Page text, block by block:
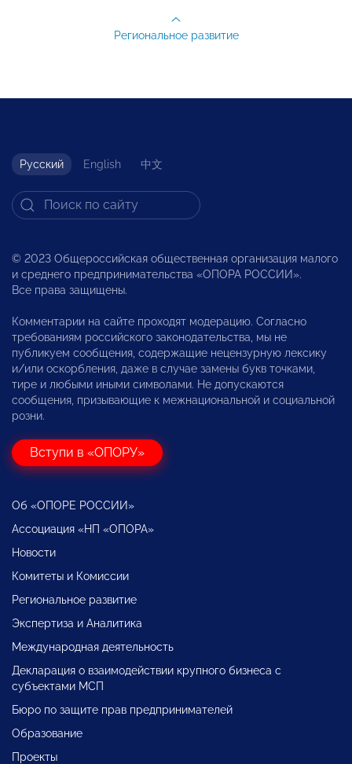
Региональное развитие
Русский English 中文
© 2023 Общероссийская общественная организация малого
и среднего предпринимательства «ОПОРА РОССИИ».
Все права защищены.
Комментарии на сайте проходят модерацию. Согласно
требованиям российского законодательства, мы не
публикуем сообщения, содержащие нецензурную лексику
и/или оскорбления, даже в случае замены букв точками,
тире и любыми иными символами. Не допускаются
сообщения, призывающие к межнациональной и социальной
розни.
Вступи в «ОПОРУ»
Об «ОПОРЕ РОССИИ»
Ассоциация «НП «ОПОРА»
Новости
Комитеты и Комиссии
Региональное развитие
Экспертиза и Аналитика
Международная деятельность
Декларация о взаимодействии крупного бизнеса с
субъектами МСП
Бюро по защите прав предпринимателей
Образование
Проекты